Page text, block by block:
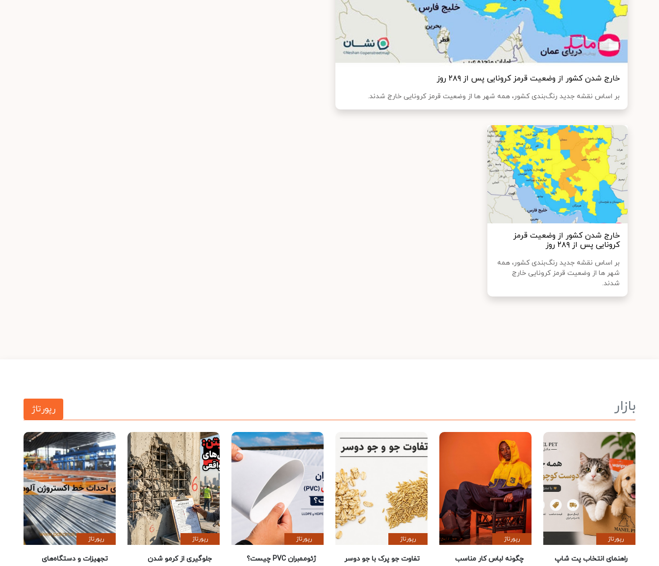
خارج شدن کشور از وضعیت قرمز کرونایی پس از ۲۸۹ روز
بر اساس نقشه جدید رنگ‌بندی کشور، همه شهر ها از وضعیت قرمز کرونایی خارج شدند.
خارج شدن کشور از وضعیت قرمز
کرونایی پس از ۲۸۹ روز
بر اساس نقشه جدید رنگ‌بندی کشور، همه
شهر ها از وضعیت قرمز کرونایی خارج
شدند.
بازار رپورتاژ
رپورتاژ
راهنمای انتخاب پت شاپ
رپورتاژ
چگونه لباس کار مناسب
رپورتاژ
تفاوت جو پرک با جو دوسر
رپورتاژ
ژئوممبران PVC چیست؟
رپورتاژ
جلوگیری از کرمو شدن
رپورتاژ
تجهیزات و دستگاه‌های